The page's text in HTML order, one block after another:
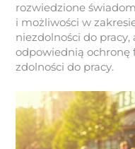
rozwiedzione
i możliwości w
niezdolności do
odpowiednią ochronę
zdolności do pracy.